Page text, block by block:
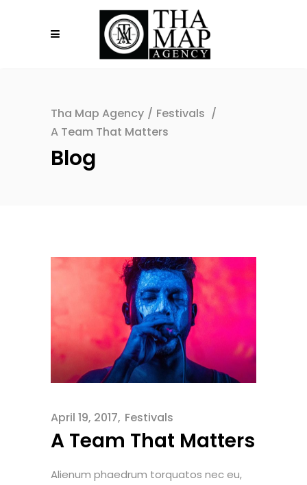
Tha Map Agency / Festivals /
A Team That Matters
Blog
April 19, 2017 Festivals
A Team That Matters
Alienum phaedrum torquatos nec eu,